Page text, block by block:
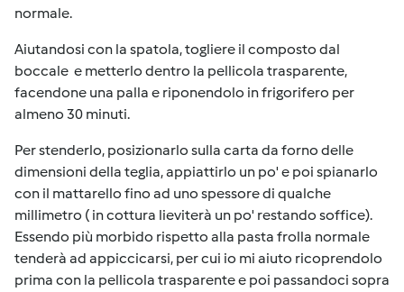
normale.
Aiutandosi con la spatola, togliere il composto dal
boccale e metterlo dentro la pellicola trasparente,
facendone una palla e riponendolo in frigorifero per
almeno 30 minuti.
Per stenderlo, posizionarlo sulla carta da forno delle
dimensioni della teglia, appiattirlo un po' e poi spianarlo
con il mattarello fino ad uno spessore di qualche
millimetro ( in cottura lieviterà un po' restando soffice).
Essendo più morbido rispetto alla pasta frolla normale
tenderà ad appiccicarsi, per cui io mi aiuto ricoprendolo
prima con la pellicola trasparente e poi passandoci sopra